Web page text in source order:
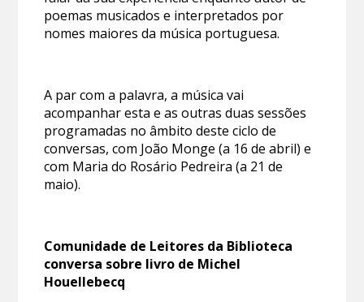
poemas musicados e interpretados por
nomes maiores da música portuguesa.
A par com a palavra, a música vai
acompanhar esta e as outras duas sessões
programadas no âmbito deste ciclo de
conversas, com João Monge (a 16 de abril) e
com Maria do Rosário Pedreira (a 21 de
maio).
Comunidade de Leitores da Biblioteca
conversa sobre livro de Michel
Houellebecq